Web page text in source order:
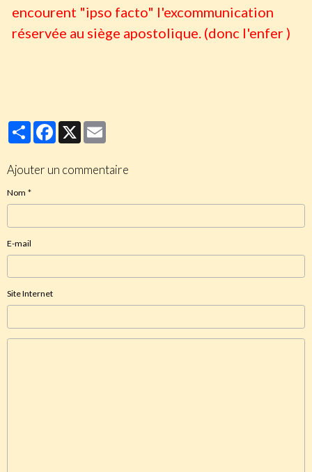
encourent "ipso facto" l'excommunication
réservée au siège apostolique. (donc l'enfer )
PartagerFacebook
X
Ajouter un commentaire
Nom
E-mail
Site Internet